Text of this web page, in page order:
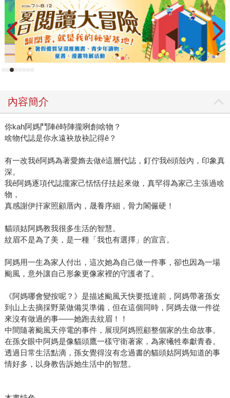
內容簡介
你kah阿媽鬥陣ê時陣攏咧創啥物？
啥物代誌是你永遠袂放袂記得ê？
有一改我ê阿媽為著愛媠去做ê這層代誌，釘佇我ê頭殼內，印象真
深。
我ê阿媽逐項代誌攏家己恬恬仔抾起來做，真罕得為家己主張過啥
物，
真感謝伊扞家照顧厝內，晟養序細，骨力閣儼硬！
貓頭姑阿媽教我很多生活的智慧。
紋眉不是為了美，是一種「我也有選擇」的宣言。
阿媽用一生為家人付出，這次她為自己做一件事，卻也因為一場
颱風，意外讓自己形象更像家裡的守護者了。
《阿媽哪會變按呢？》是描述颱風天快要抵達前，阿媽帶著孫女
到山上去摘採野菜做備災準備，但在這個同時，阿媽去做一件從
來沒有做過的事——她跑去紋眉！！
中間隨著颱風天停電的事件，展現阿媽照顧整個家的生命故事。
在孫女眼中阿媽是像貓頭鷹一樣守衛著家，為家犧牲奉獻青春。
透過日常生活點滴，孫女覺得沒有念過書的貓頭姑阿媽知道的事
情好多，以身教告訴她生活中的智慧。